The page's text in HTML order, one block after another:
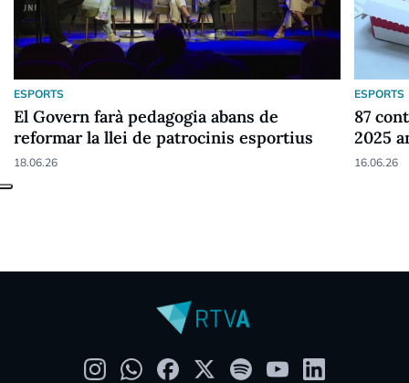
ESPORTS
El Govern farà pedagogia abans de
reformar la llei de patrocinis esportius
18.06.26
ESPORTS
87
2025
16.06.26